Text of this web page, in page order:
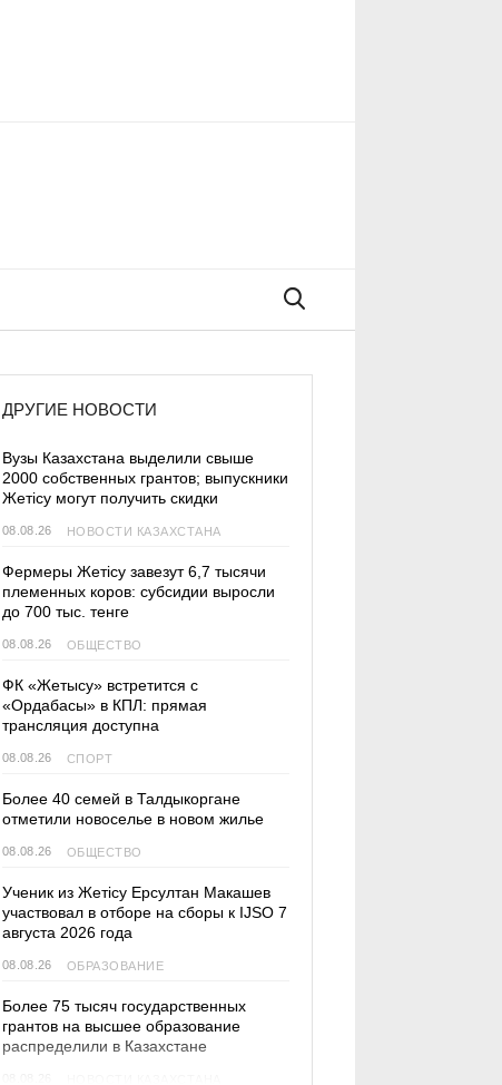
ДРУГИЕ НОВОСТИ
Вузы Казахстана выделили свыше
2000 собственных грантов; выпускники
Жетісу могут получить скидки
08.08.26 НОВОСТИ КАЗАХСТАНА
Фермеры Жетісу завезут 6,7 тысячи
племенных коров: субсидии выросли
до 700 тыс. тенге
08.08.26 ОБЩЕСТВО
ФК «Жетысу» встретится с
«Ордабасы» в КПЛ: прямая
трансляция доступна
08.08.26 СПОРТ
Более 40 семей в Талдыкоргане
отметили новоселье в новом жилье
08.08.26 ОБЩЕСТВО
Ученик из Жетісу Ерсултан Макашев
участвовал в отборе на сборы к IJSO 7
августа 2026 года
08.08.26 ОБРАЗОВАНИЕ
Более 75 тысяч государственных
грантов на высшее образование
распределили в Казахстане